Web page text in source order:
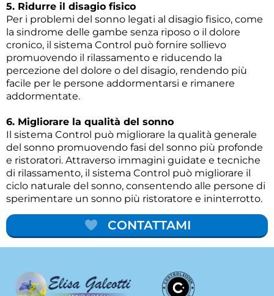
5. Ridurre il disagio fisico
Per i problemi del sonno legati al disagio fisico, come
la sindrome delle gambe senza riposo o il dolore
cronico, il sistema Control può fornire sollievo
promuovendo il rilassamento e riducendo la
percezione del dolore o del disagio, rendendo più
facile per le persone addormentarsi e rimanere
addormentate.
6. Migliorare la qualità del sonno
Il sistema Control può migliorare la qualità generale
del sonno promuovendo fasi del sonno più profonde
e ristoratori. Attraverso immagini guidate e tecniche
di rilassamento, il sistema Control può migliorare il
ciclo naturale del sonno, consentendo alle persone di
sperimentare un sonno più ristoratore e ininterrotto.
CONTATTAMI